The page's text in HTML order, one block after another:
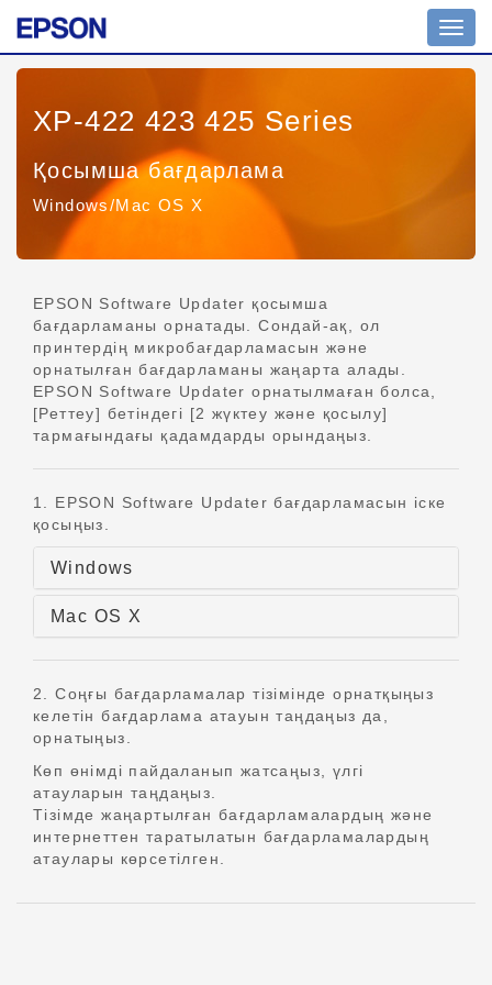
қосу
XP-422 423 425 Series
Қосымша бағдарлама
Windows/Mac OS X
EPSON Software Updater қосымша
бағдарламаны орнатады. Сондай-ақ, ол
принтердің микробағдарламасын және
орнатылған бағдарламаны жаңарта алады.
EPSON Software Updater орнатылмаған болса,
[Реттеу] бетіндегі [2 жүктеу және қосылу]
тармағындағы қадамдарды орындаңыз.
1. EPSON Software Updater бағдарламасын іске
қосыңыз.
Windows
Mac OS X
2. Соңғы бағдарламалар тізімінде орнатқыңыз
келетін бағдарлама атауын таңдаңыз да,
орнатыңыз.
Көп өнімді пайдаланып жатсаңыз, үлгі
атауларын таңдаңыз.
Тізімде жаңартылған бағдарламалардың және
интернеттен таратылатын бағдарламалардың
атаулары көрсетілген.